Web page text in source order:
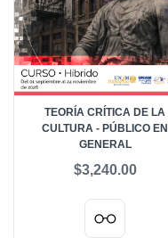
TEORÍA CRÍTICA DE LA
CULTURA - PÚBLICO EN
GENERAL
$3,240.00